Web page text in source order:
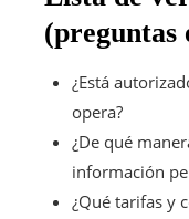
(preguntas
¿Está
opera?
¿De qué
información
¿Qué tarifas y